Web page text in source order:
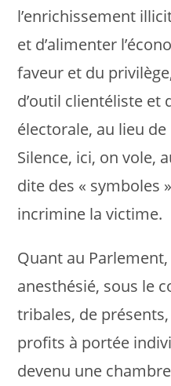
l’enrichissement
et d’alimenter
faveur et du
d’outil clientéliste et
électorale, au lieu
Silence, ici, on vole,
dite des « symboles
incrimine la victime.
Quant au
anesthésié, sous le
tribales, de
profits à portée
devenu une